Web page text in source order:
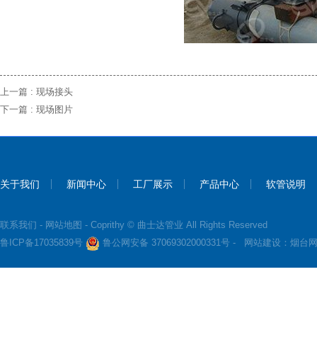
上一篇 : 现场接头
下一篇 : 现场图片
关于我们 新闻中心 工厂展示 产品中心 软管说明
联系我们 - 网站地图 - Coprithy © 曲士达管业 All Rights Reserved
鲁ICP备17035839号
鲁公网安备 37069302000331号 - 网站建设： 烟台